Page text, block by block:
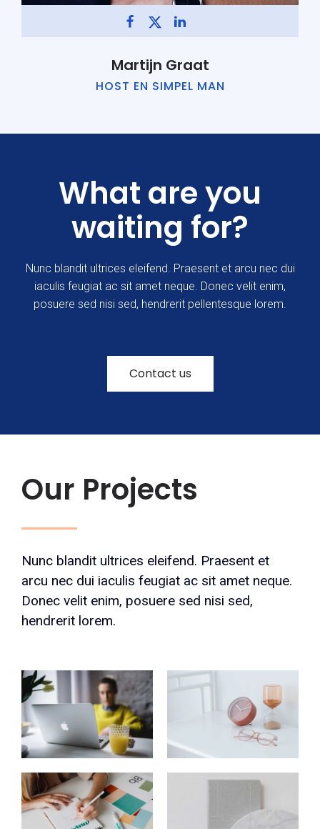
Martijn Graat
HOST EN SIMPEL MAN
What are you
waiting for?
Nunc blandit ultrices eleifend. Praesent et arcu nec dui
iaculis feugiat ac sit amet neque. Donec velit enim,
posuere sed nisi sed, hendrerit pellentesque lorem.
Contact us
Our Projects
Nunc blandit ultrices eleifend. Praesent et
arcu nec dui iaculis feugiat ac sit amet neque.
Donec velit enim, posuere sed nisi sed,
hendrerit lorem.